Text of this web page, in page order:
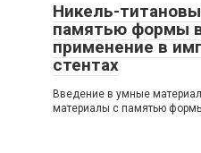
Никель-
памятью формы
применение в
стентах
Введение в умные
материалы с памятью